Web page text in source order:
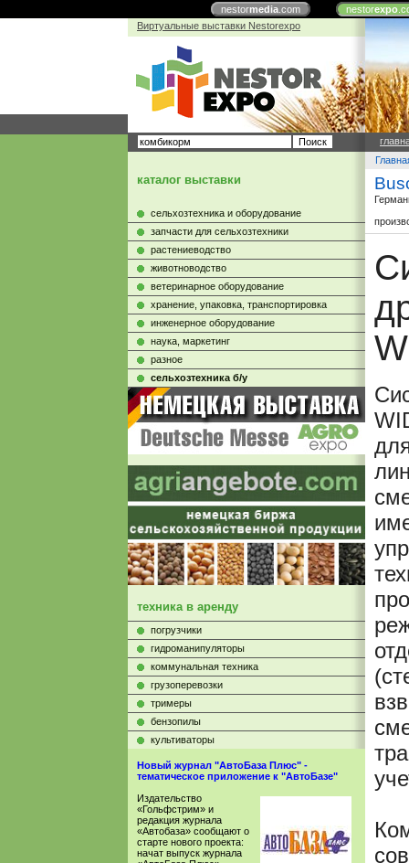
nestormedia.com nestorexpo
Виртуальные выставки Nestorexpo
каталог выставки
сельхозтехника и оборудование
запчасти для сельхозтехники
растениеводство
животноводство
ветеринарное оборудование
хранение, упаковка, транспортировка
инженерное оборудование
наука, маркетинг
разное
сельхозтехника б/у
техника в аренду
погрузчики
гидроманипуляторы
коммунальная техника
грузоперевозки
тримеры
бензопилы
культиваторы
Новый журнал "АвтоБаза Плюс" -
тематическое приложение к "АвтоБазе"
Издательство
«Гольфстрим» и
редакция журнала
«Автобаза» сообщают о
старте нового проекта:
начат выпуск журнала